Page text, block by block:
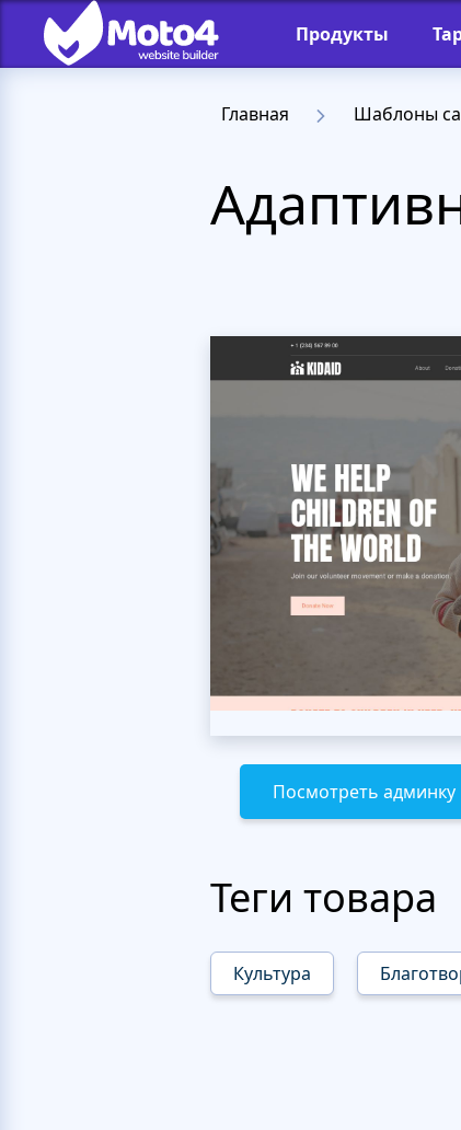
Продукты
Главная Шаблоны
Посмотреть админку
Теги товара
Культура